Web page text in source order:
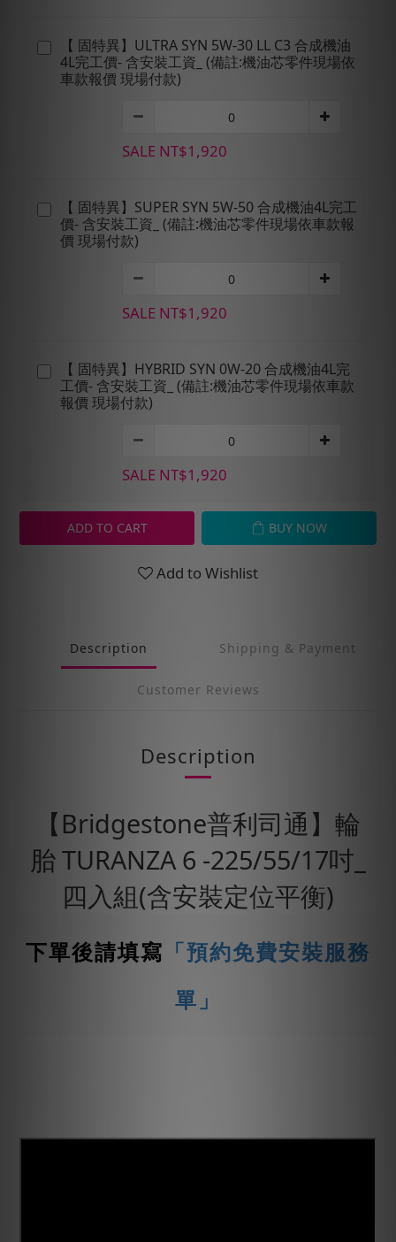
【 固特異】ULTRA SYN 5W-30 LL C3 合成機油
4L完工價- 含安裝工資_ (備註:機油芯零件現場依
車款報價 現場付款)
SALE NT$1,920
【 固特異】SUPER SYN 5W-50 合成機油4L完工
價- 含安裝工資_ (備註:機油芯零件現場依車款報
價 現場付款)
SALE NT$1,920
【 固特異】HYBRID SYN 0W-20 合成機油4L完
工價- 含安裝工資_ (備註:機油芯零件現場依車款
報價 現場付款)
SALE NT$1,920
ADD TO CART BUY NOW
Add to Wishlist
Description Shipping & Payment
Customer Reviews
Description
【Bridgestone普利司通】輪
胎 TURANZA 6 -225/55/17吋_
四入組(含安裝定位平衡)
下單後請填寫 「預約免費安裝服務
單」